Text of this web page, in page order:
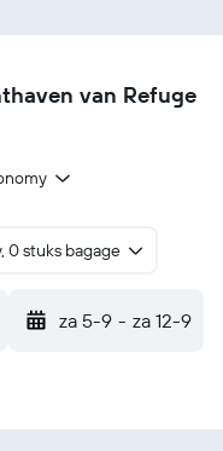
van Refuge
0 stuks bagage
za 5-9 - za 12-9